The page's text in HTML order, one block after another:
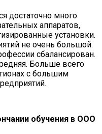
достаточно много
аппаратов,
установки.
не очень большой.
сбалансирован.
Больше всего
с большим
обучения в ООО